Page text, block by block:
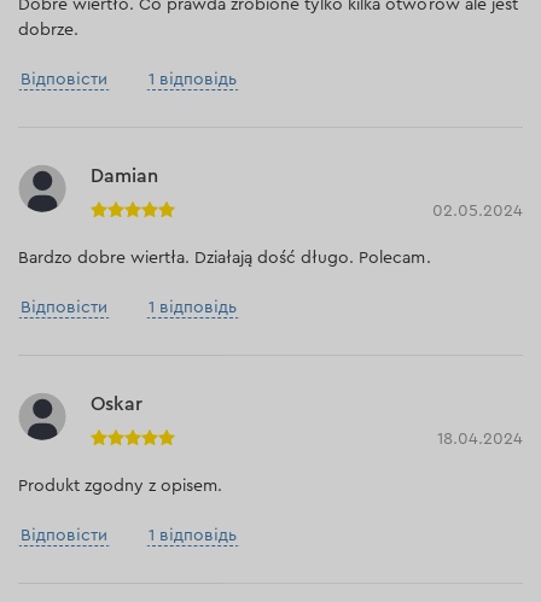
Dobre wiertło. Co prawda zrobione tylko kilka otworów ale jest
dobrze.
Відповісти 1 відповідь
Damian
02.05.2024
Bardzo dobre wiertła. Działają dość długo. Polecam.
Відповісти 1 відповідь
Oskar
18.04.2024
Produkt zgodny z opisem.
Відповісти 1 відповідь